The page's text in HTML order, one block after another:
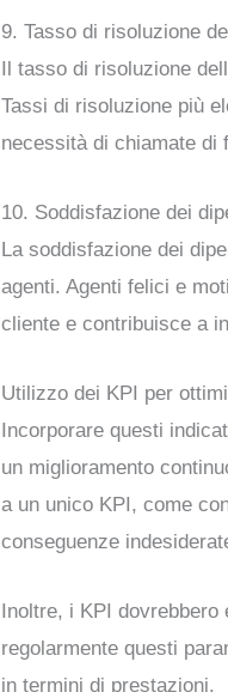
9. Tasso di risoluzione
Il tasso di risoluzione
Tassi di risoluzione più
necessità di chiamate di
10. Soddisfazione dei
La soddisfazione dei
agenti. Agenti felici e
cliente e contribuisce a
Utilizzo dei KPI per
Incorporare questi
un miglioramento
a un unico KPI, come
conseguenze
Inoltre, i KPI
regolarmente questi
in termini di prestazioni.